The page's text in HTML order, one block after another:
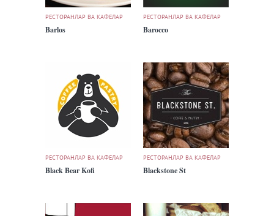
РЕСТОРАНЛАР ВА КАФЕЛАР
Barlos
РЕСТОРАНЛАР ВА КАФЕЛАР
Barocco
РЕСТОРАНЛАР ВА КАФЕЛАР
Black Bear Kofi
РЕСТОРАНЛАР ВА КАФЕЛАР
Blackstone St